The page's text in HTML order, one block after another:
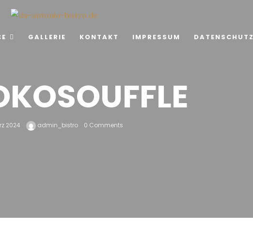
GALLERIE KONTAKT IMPRESSUM DATENSCHUTZ
2024 admin_bistro 0 Comments